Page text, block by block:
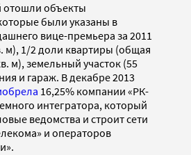
объекты
были указаны в
вице-премьера за 2011
м), 1/2 доли квартиры (общая
м), земельный участок (55
и гараж. В декабре 2013
16,25% компании «РК-
интегратора, который
ведомства и строит сети
и операторов